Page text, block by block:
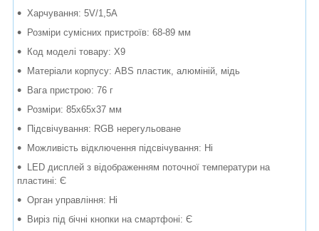
Харчування: 5V/1,5A
Розміри сумісних пристроїв: 68-89 мм
Код моделі товару: X9
Матеріали корпусу: ABS пластик, алюміній, мідь
Вага пристрою: 76 г
Розміри: 85х65х37 мм
Підсвічування: RGB нерегульоване
Можливість відключення підсвічування: Ні
LED дисплей з відображенням поточної температури на
пластині: Є
Орган управління: Ні
Виріз під бічні кнопки на смартфоні: Є